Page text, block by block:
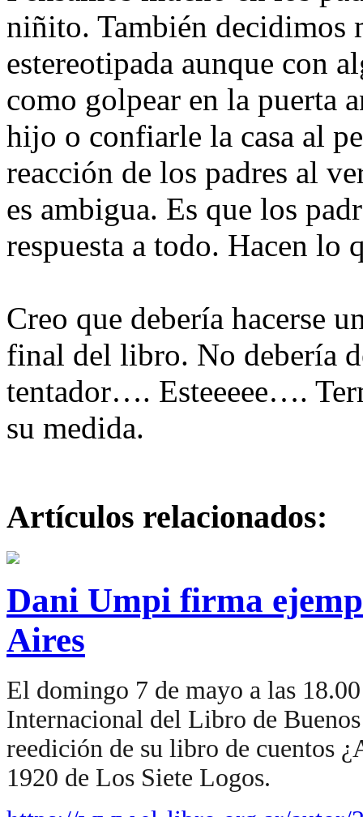
niñito. También decidimos
estereotipada aunque con
como golpear en la puerta
hijo o confiarle la casa al
reacción de los padres al
es ambigua. Es que los
respuesta a todo. Hacen lo
Creo que debería hacerse
final del libro. No debería
tentador…. Esteeeee….
su medida.
Artículos relacionados:
Dani Umpi firma
Aires
El domingo 7 de mayo a las
Internacional del Libro de
reedición de su libro de cuentos
1920 de Los Siete Logos.